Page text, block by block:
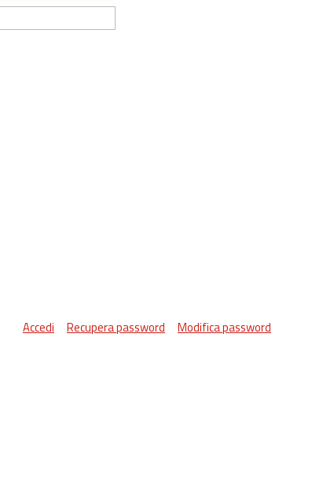
Accedi Recupera password Modifica password